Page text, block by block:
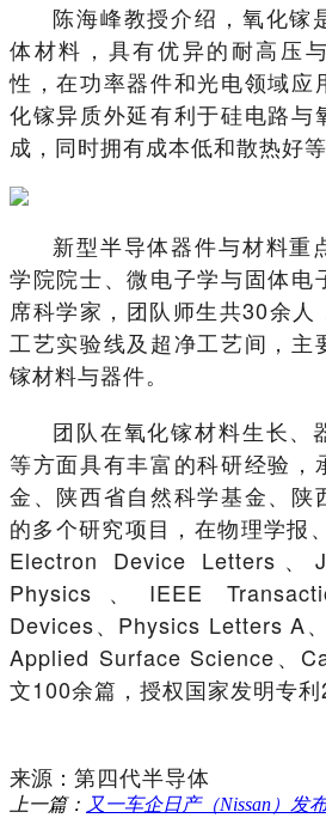
陈海峰教授介绍，氧化镓
体材料，具有优异的耐高压
性，在功率器件和光电领域应
化镓异质外延有利于硅电路与
成，同时拥有成本低和散热好等
新型半导体器件与材料重
学院院士、微电子学与固体电
席科学家，团队师生共30余人
工艺实验线及超净工艺间，主
镓材料与器件。
团队在氧化镓材料生长、
等方面具有丰富的科研经验，
金、陕西省自然科学基金、陕
的多个研究项目，在物理学报
Electron Device Letters、
Physics、IEEE
Devices、Physics Letters A
Applied Surface Science、
文100余篇，授权国家发明专利
来源： 第四代半导体
上一篇： 又一车企日产（Nissan）发